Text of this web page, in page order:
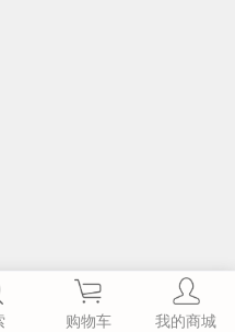
购物车 我的商城